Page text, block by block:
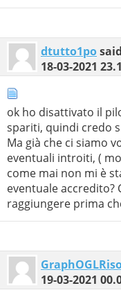
dtutto1po
18-03-2021
ok ho disattivato il
spariti, quindi credo
Ma già che ci siamo
eventuali introiti, (
come mai non mi è
eventuale accredito?
raggiungere prima
19-03-2021